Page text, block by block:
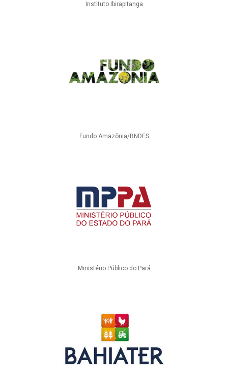
Instituto Ibirapitanga
Fundo Amazônia/BNDES
Ministério Público do Pará